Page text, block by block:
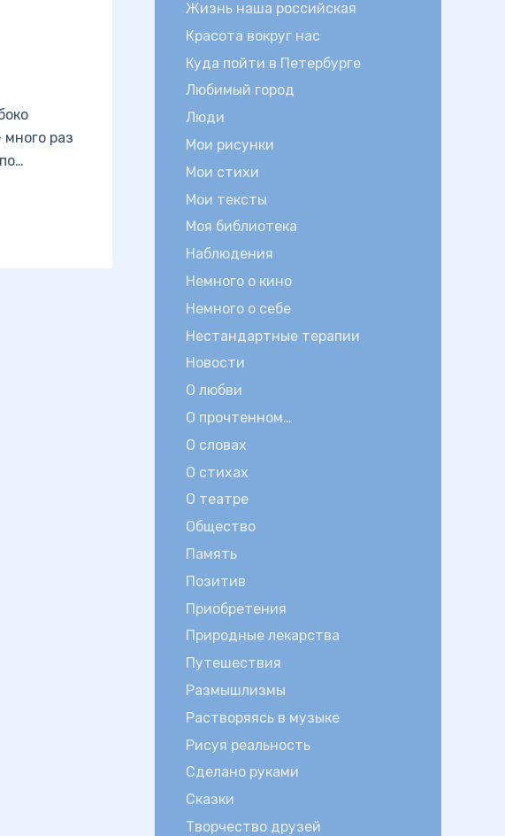
раз
Жизнь наша российская
Красота вокруг нас
Куда пойти в Петербурге
Любимый город
Люди
Мои рисунки
Мои стихи
Мои тексты
Моя библиотека
Наблюдения
Немного о кино
Немного о себе
Нестандартные терапии
Новости
О любви
О прочтенном…
О словах
О стихах
О театре
Общество
Память
Позитив
Приобретения
Природные лекарства
Путешествия
Размышлизмы
Растворяясь в музыке
Рисуя реальность
Сделано руками
Сказки
Творчество друзей